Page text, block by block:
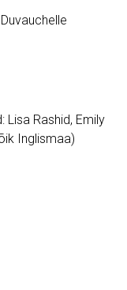
Lisa Rashid, Emily
Inglismaa)